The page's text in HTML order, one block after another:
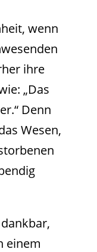
wenn
ihre
„Das
Denn
Wesen,
einem